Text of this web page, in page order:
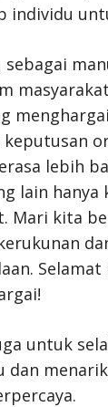
individu
lebih
lain hanya
Mari kita
untuk